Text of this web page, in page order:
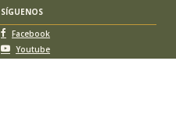
SÍGUENOS
Facebook
Youtube